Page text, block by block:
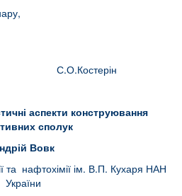
аспекти конструювання
сполук
Вовк
та нафтохімії ім. В.П. Кухаря НАН
України